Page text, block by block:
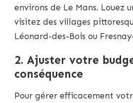
environs de Le Mans. Louez
visitez des villages
Léonard-des-Bois ou
2. Ajuster votre
conséquence
Pour gérer efficacement